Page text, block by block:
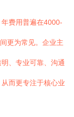
费用普遍在4000-
更为常见。企业主
、专业可靠、沟通
而更专注于核心业